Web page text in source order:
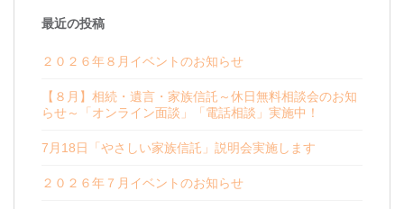
最近の投稿
２０２６年８月イベントのお知らせ
【８月】相続・遺言・家族信託～休日無料相談会のお知
らせ～「オンライン面談」「電話相談」実施中！
7月18日「やさしい家族信託」説明会実施します
２０２６年７月イベントのお知らせ